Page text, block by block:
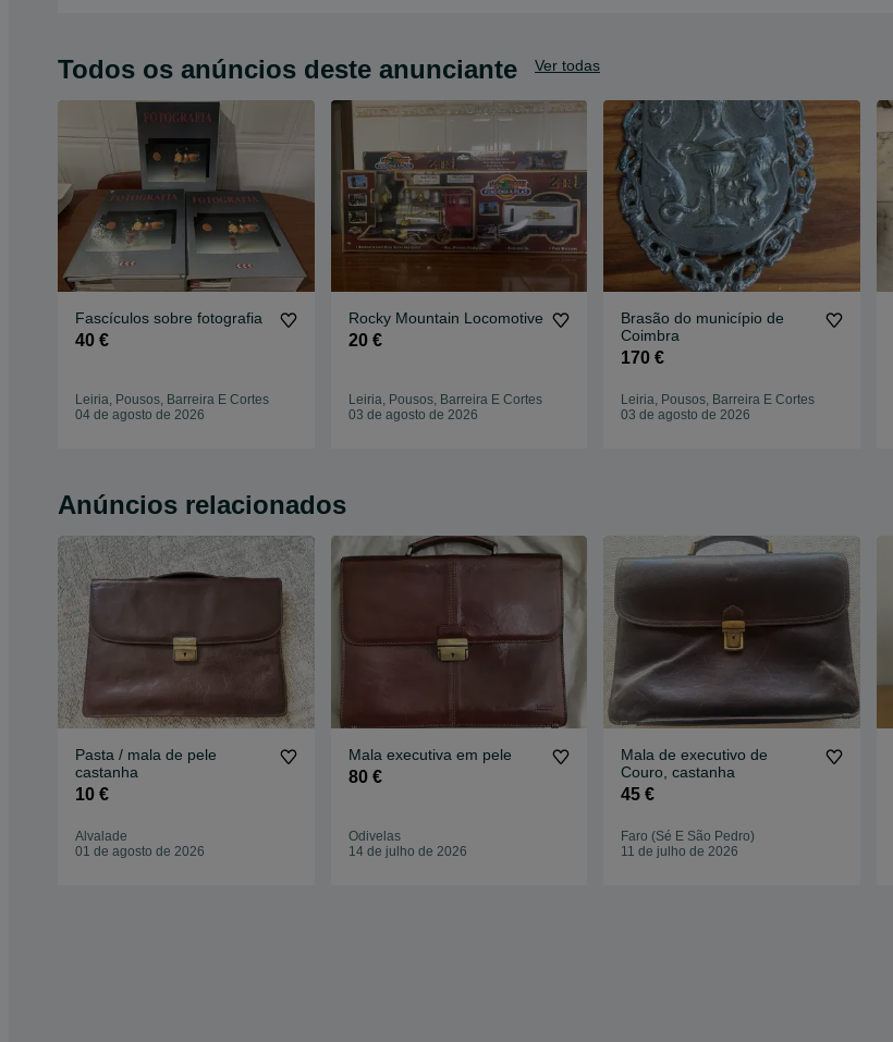
Todos os anúncios deste anunciante Ver todas
Fascículos sobre fotografia
40 €
Leiria, Pousos, Barreira E Cortes
04 de agosto de 2026
Rocky Mountain Locomotive
20 €
Leiria, Pousos, Barreira E Cortes
03 de agosto de 2026
Brasão do município de
Coimbra
170 €
Leiria, Pousos, Barreira E Cortes
03 de agosto de 2026
Anúncios relacionados
Pasta / mala de pele
castanha
10 €
Alvalade
01 de agosto de 2026
Mala executiva em pele
80 €
Odivelas
14 de julho de 2026
Mala de executivo de
Couro, castanha
45 €
Faro (Sé E São Pedro)
11 de julho de 2026